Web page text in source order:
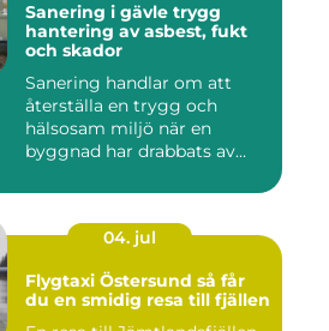
Sanering i gävle trygg
hantering av asbest, fukt
och skador
Sanering handlar om att
återställa en trygg och
hälsosam miljö när en
byggnad har drabbats av
04. jul
Flygtaxi Östersund så får
du en smidig resa till fjällen